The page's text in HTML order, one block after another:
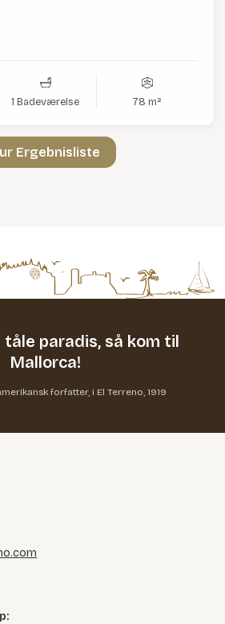
1 Badeværelse 78 m²
Ergebnisliste
tåle paradis, så kom til
Mallorca!
forfatter, i El Terreno, 1919